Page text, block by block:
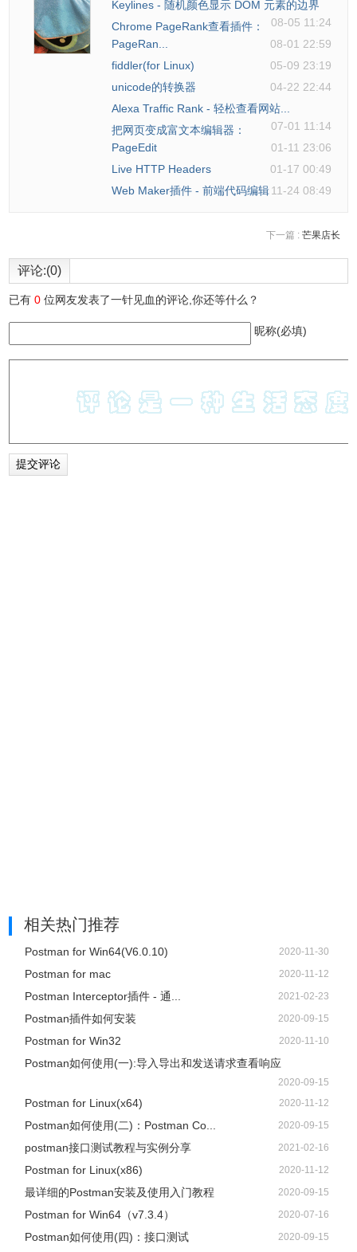
Keylines - 随机颜色显示 DOM 元素的边界
08-05 11:24
Chrome PageRank查看插件：
PageRan...
08-01 22:59
fiddler(for Linux)
05-09 23:19
unicode的转换器
04-22 22:44
Alexa Traffic Rank - 轻松查看网站...
07-01 11:14
把网页变成富文本编辑器：
PageEdit
01-11 23:06
Live HTTP Headers
01-17 00:49
Web Maker插件 - 前端代码编辑11-24 08:49
下一篇 : 芒果店长
评论:(0)
已有0 位网友发表了一针见血的评论,你还等什么？
昵称(必填)
相关热门推荐
Postman for Win64(V6.0.10) 2020-11-30
Postman for mac 2020-11-12
Postman Interceptor插件 - 通... 2021-02-23
Postman插件如何安装 2020-09-15
Postman for Win32 2020-11-10
Postman如何使用(一):导入导出和发送请求查看响应
2020-09-15
Postman for Linux(x64) 2020-11-12
Postman如何使用(二)：Postman Co... 2020-09-15
postman接口测试教程与实例分享 2021-02-16
Postman for Linux(x86) 2020-11-12
最详细的Postman安装及使用入门教程 2020-09-15
Postman for Win64（v7.3.4） 2020-07-16
Postman如何使用(四)：接口测试 2020-09-15